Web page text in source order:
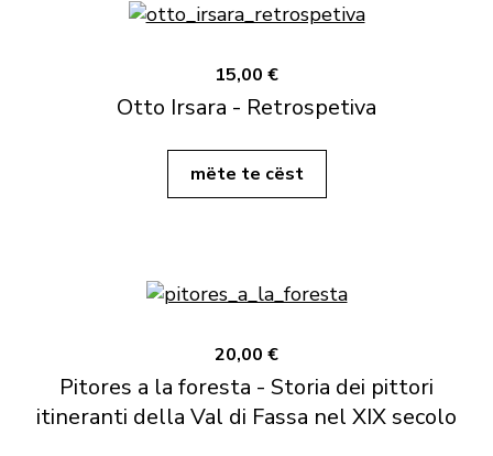
15,00 €
Otto Irsara - Retrospetiva
mëte te cëst
20,00 €
Pitores a la foresta - Storia dei pittori
itineranti della Val di Fassa nel XIX secolo